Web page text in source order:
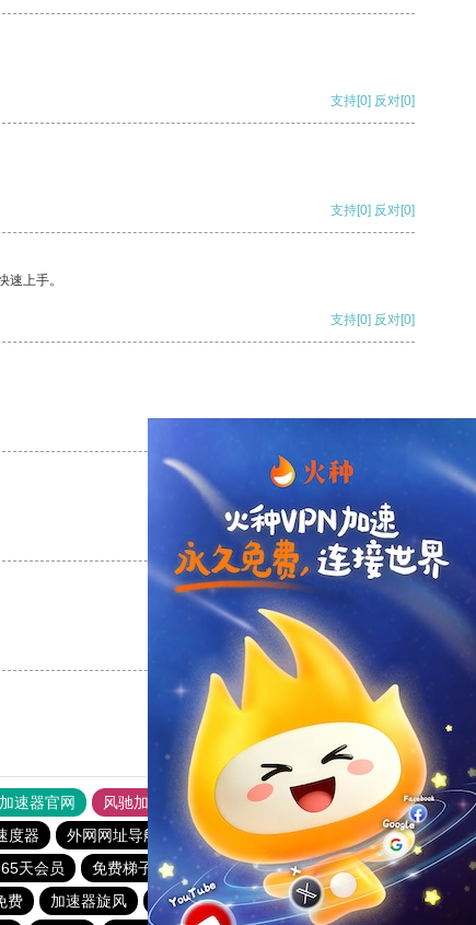
支持[0] 反对[0]
支持[0] 反对[0]
上手。
支持[0] 反对[0]
支持 [0] 反对 [0]
支持
速器官网 风驰加速器
旋风加速器
度器 外网网址导航 软件中心 雷霆加速
狂飙加速器
天会员 免费梯子加速器app七天
小黄鸭加速器
费 加速器旋风 雷轰下载官网
红海pro加速器